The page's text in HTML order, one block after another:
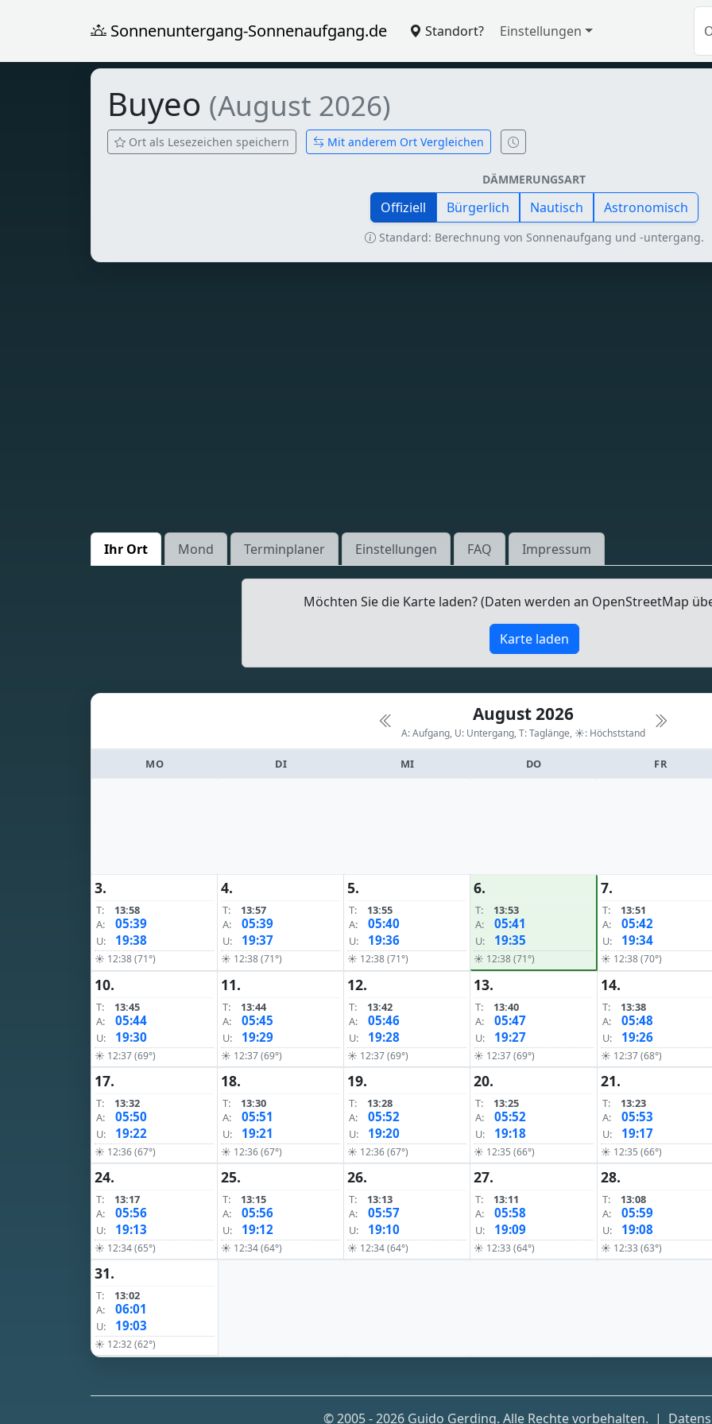
Sonnenuntergang-Sonnenaufgang.de Standort? Einstellungen
Buyeo (August 2026)
Ort als Lesezeichen speichern Mit anderem Ort Vergleichen
DÄMMERUNGSART
Offiziell Bürgerlich Nautisch Astronomisch
Standard: Berechnung von Sonnenaufgang und -untergang.
Ihr Ort Mond Terminplaner Einstellungen FAQ Impressum
Möchten Sie die Karte laden? (Daten werden an OpenStreetMap
Karte laden
August 2026
A: Aufgang, U: Untergang, T: Taglänge, ☀: Höchststand
MO DI MI DO FR
3.
T:
13:58
A:
05:39
U: 19:38
☀ 12:38 (71°)
4.
T:
13:57
A:
05:39
U: 19:37
☀ 12:38 (71°)
5.
T:
13:55
A:
05:40
U: 19:36
☀ 12:38 (71°)
6.
T:
13:53
A:
05:41
U: 19:35
☀ 12:38 (71°)
7.
T:
13:51
A:
05:42
U: 19:34
☀ 12:38 (70°)
10.
T:
13:45
A:
05:44
U: 19:30
☀ 12:37 (69°)
11.
T:
13:44
A:
05:45
U: 19:29
☀ 12:37 (69°)
12.
T:
13:42
A:
05:46
U: 19:28
☀ 12:37 (69°)
13.
T:
13:40
A:
05:47
U: 19:27
☀ 12:37 (69°)
14.
T:
13:38
A:
05:48
U: 19:26
☀ 12:37 (68°)
17.
T:
13:32
A:
05:50
U: 19:22
☀ 12:36 (67°)
18.
T:
13:30
A:
05:51
U: 19:21
☀ 12:36 (67°)
19.
T:
13:28
A:
05:52
U: 19:20
☀ 12:36 (67°)
20.
T:
13:25
A:
05:52
U: 19:18
☀ 12:35 (66°)
21.
T:
13:23
A:
05:53
U: 19:17
☀ 12:35 (66°)
24.
T:
13:17
A:
05:56
U: 19:13
☀ 12:34 (65°)
25.
T:
13:15
A:
05:56
U: 19:12
☀ 12:34 (64°)
26.
T:
13:13
A:
05:57
U: 19:10
☀ 12:34 (64°)
27.
T:
13:11
A:
05:58
U: 19:09
☀ 12:33 (64°)
28.
T:
13:08
A:
05:59
U: 19:08
☀ 12:33 (63°)
31.
T:
13:02
A:
06:01
U: 19:03
☀ 12:32 (62°)
© 2005 - 2026 Guido Gerding. Alle Rechte vorbehalten. |